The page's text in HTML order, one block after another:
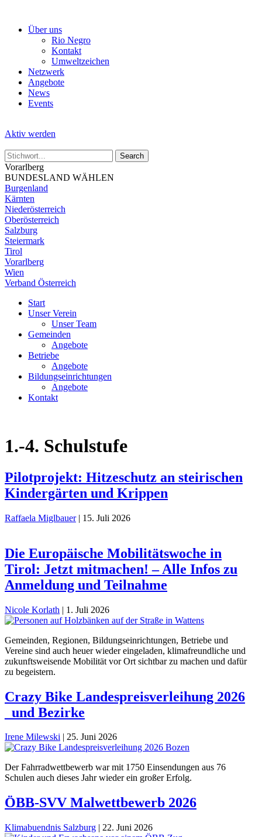
Über uns
Rio Negro
Kontakt
Umweltzeichen
Netzwerk
Angebote
News
Events
Aktiv werden
Vorarlberg
BUNDESLAND WÄHLEN
Burgenland
Kärnten
Niederösterreich
Oberösterreich
Salzburg
Steiermark
Tirol
Vorarlberg
Wien
Verband Österreich
Start
Unser Verein
Unser Team
Gemeinden
Angebote
Betriebe
Angebote
Bildungseinrichtungen
Angebote
Kontakt
1.-4. Schulstufe
Pilotprojekt: Hitzeschutz an steirischen
Kindergärten und Krippen
Raffaela Miglbauer | 15. Juli 2026
Die Europäische Mobilitätswoche in
Tirol: Jetzt mitmachen! – Alle Infos zu
Anmeldung und Teilnahme
Nicole Korlath | 1. Juli 2026
Gemeinden, Regionen, Bildungseinrichtungen, Betriebe und
Vereine sind auch heuer wieder eingeladen, klimafreundliche und
zukunftsweisende Mobilität vor Ort sichtbar zu machen und dafür
zu begeistern.
Crazy Bike Landespreisverleihung 2026
_und Bezirke
Irene Milewski | 25. Juni 2026
Der Fahrradwettbewerb war mit 1750 Einsendungen aus 76
Schulen auch dieses Jahr wieder ein großer Erfolg.
ÖBB-SVV Malwettbewerb 2026
Klimabuendnis Salzburg | 22. Juni 2026